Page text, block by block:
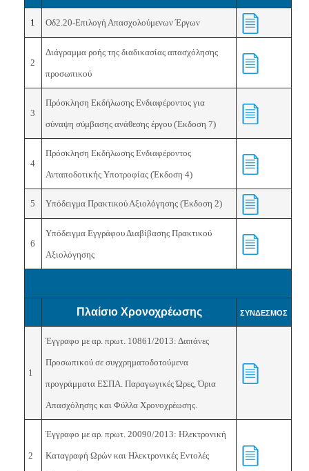
1 Οδ2.20-Επιλογή Απασχολούμενων Έργων
2
Διάγραμμα ροής της διαδικασίας απασχόλησης
προσωπικού
3
Πρόσκληση Εκδήλωσης Ενδιαφέροντος για
σύναψη σύμβασης ανάθεσης έργου (Έκδοση 7)
4
Πρόσκληση Εκδήλωσης Ενδιαφέροντος
Ανταποδοτικής Υποτροφίας (Έκδοση 4)
5 Υπόδειγμα Πρακτικού Αξιολόγησης (Έκδοση 2)
6
Υπόδειγμα Εγγράφου Διαβίβασης Πρακτικού
Αξιολόγησης
Πλαίσιο Χρονοχρέωσης ΣΥΝΔΕΣΜΟΣ
1
Έγγραφο με αρ. πρωτ. 10861 /2013: Δαπάνες
Προσωπικού σε συγχρηματοδοτούμενα
προγράμματα ΕΣΠΑ. Παραγωγικές Ώρες, Όρια
Απασχόλησης και Φύλλα Χρονοχρέωσης.
2
Έγγραφο με αρ. πρωτ. 20090/2013: Ηλεκτρονική
Καταγραφή Ωρών και Ηλεκτρονικές Εντολές